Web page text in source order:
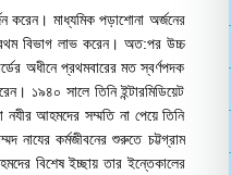
করেন। মাধ্যমিক পড়াশোনা অর্জনের
বিভাগ লাভ করেন। অত:পর উচ্চ
অধীনে প্রথমবারের মত স্বর্ণপদক
১৯৪০ সালে তিনি ইন্টারমিডিয়েট
আহমদের সম্মতি না পেয়ে তিনি
নাযের কর্মজীবনের শুরুতে চট্টগ্রাম
বিশেষ ইচ্ছায় তার ইন্তেকালের